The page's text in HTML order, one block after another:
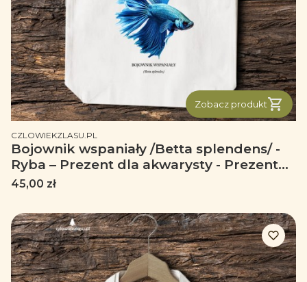
Zobacz produkt
PRODUCENT
CZLOWIEKZLASU.PL
Bojownik wspaniały /Betta splendens/ -
Ryba – Prezent dla akwarysty - Prezent
dla akwarystki - Akwarystyka - Torba 2
Cena
45,00 zł